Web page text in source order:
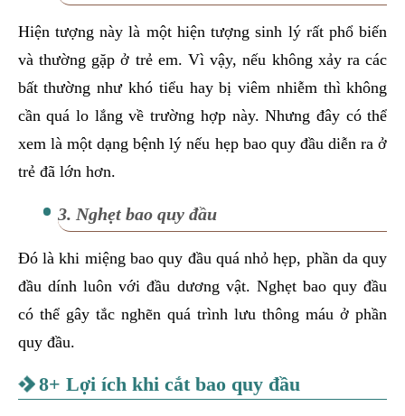
Hiện tượng này là một hiện tượng sinh lý rất phổ biến
và thường gặp ở trẻ em. Vì vậy, nếu không xảy ra các
bất thường như khó tiểu hay bị viêm nhiễm thì không
cần quá lo lắng về trường hợp này. Nhưng đây có thể
xem là một dạng bệnh lý nếu hẹp bao quy đầu diễn ra ở
trẻ đã lớn hơn.
3. Nghẹt bao quy đầu
Đó là khi miệng bao quy đầu quá nhỏ hẹp, phần da quy
đầu dính luôn với đầu dương vật. Nghẹt bao quy đầu
có thể gây tắc nghẽn quá trình lưu thông máu ở phần
quy đầu.
8+ Lợi ích khi cắt bao quy đầu